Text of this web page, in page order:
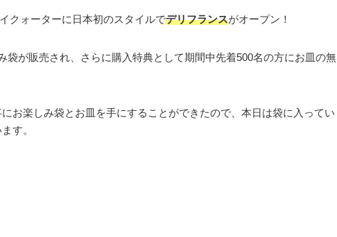
クォーターに日本初のスタイルでデリフランスがオープン！
袋が販売され、さらに購入特典として期間中先着500名の方にお皿の無
お楽しみ袋とお皿を手にすることができたので、本日は袋に入ってい
す。